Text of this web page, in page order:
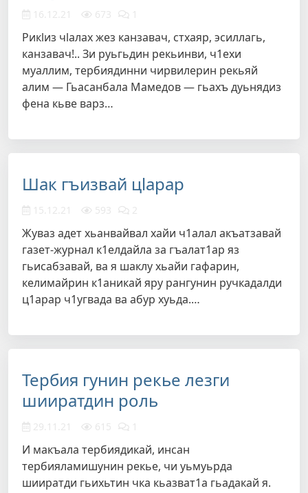
16.12.21 673 1
Рикlиз чlалах жез канзавач, стхаяр, эсиллагь,
канзавач!.. Зи руьгьдин рекьинви, ч1ехи
муаллим, тербиядинни чирвилерин рекьяй
алим — Гьасанбала Мамедов — гьахъ дуьнядиз
фена кьве варз…
Шак гъизвай цlарар
15.12.21 593 2
Жуваз адет хьанвайвал хайи ч1алал акъатзавай
газет-журнал к1елдайла за гъалат1ар яз
гьисабзавай, ва я шаклу хьайи гафарин,
келимайрин к1аникай яру рангунин ручкадалди
ц1арар ч1угвада ва абур хуьда.…
Тербия гунин рекье лезги
шииратдин роль
29.11.21 615 1
И макъала тербиядикай, инсан
тербияламишунин рекье, чи уьмуьрда
шииратди гьихьтин чка кьазват1а гьадакай я.